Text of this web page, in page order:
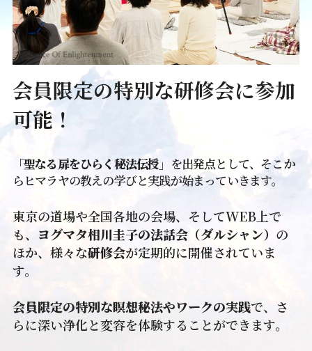
会員限定の特別な研修会に参加
可能！
「聖なる扉をひらく秘法伝授」 を出発点として、そこか
らヒマラヤの教えの学びと実践が始まっていきます。
東京の道場や全国各地の会場、そしてWEB上で
も、 ヨグマタ相川圭子の法話会（ダルシャン） の
ほか、様々な研修会が定期的に開催されていま
す。
会員限定の特別な瞑想秘法やワークの実践で、さ
らに深い浄化と変容を体験することができます。